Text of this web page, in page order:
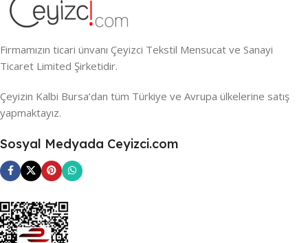
Firmamızın ticari ünvanı Çeyizci Tekstil Mensucat ve Sanayi
Ticaret Limited Şirketidir.
Çeyizin Kalbi Bursa’dan tüm Türkiye ve Avrupa ülkelerine satış
yapmaktayız.
Sosyal Medyada Ceyizci.com